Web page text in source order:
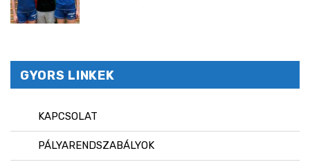
GYORS LINKEK
KAPCSOLAT
PÁLYARENDSZABÁLYOK